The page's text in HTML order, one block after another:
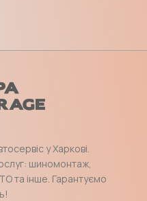
у Харкові.
шиномонтаж,
та інше. Гарантуємо